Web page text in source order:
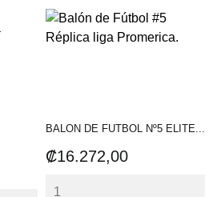
BALON DE FUTBOL Nº5 ELITE...
Precio
₡16.272,00